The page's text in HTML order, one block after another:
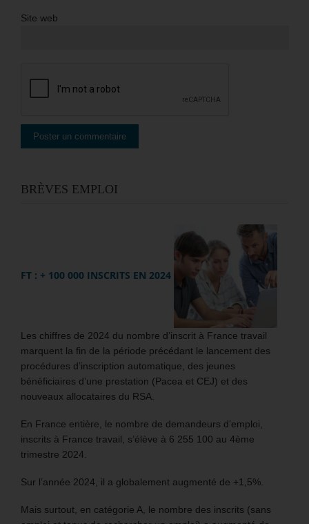
Site web
BRÈVES EMPLOI
FT : + 100 000 INSCRITS EN 2024
Les chiffres de 2024 du nombre d’inscrit à France travail
marquent la fin de la période précédant le lancement des
procédures d’inscription automatique, des jeunes
bénéficiaires d’une prestation (Pacea et CEJ) et des
nouveaux allocataires du RSA.
En France entière, le nombre de demandeurs d’emploi,
inscrits à France travail, s’élève à 6 255 100 au 4ème
trimestre 2024.
Sur l’année 2024, il a globalement augmenté de +1,5%.
Mais surtout, en catégorie A, le nombre des inscrits (sans